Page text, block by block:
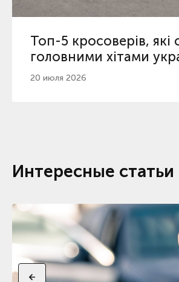
Топ-5 кросоверів, які
головними хітами
ринку у 2026
20 июля 2026
Интересные статьи